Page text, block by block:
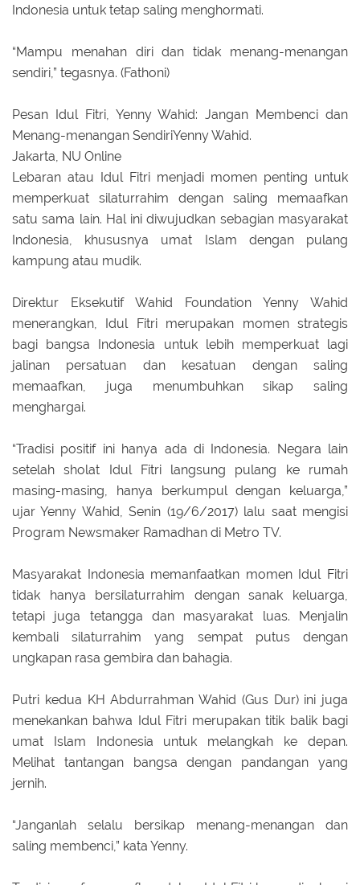
Indonesia untuk tetap saling menghormati.
“Mampu menahan diri dan tidak menang-menangan
sendiri,” tegasnya. (Fathoni)
Pesan Idul Fitri, Yenny Wahid: Jangan Membenci dan
Menang-menangan SendiriYenny Wahid.
Jakarta, NU Online
Lebaran atau Idul Fitri menjadi momen penting untuk
memperkuat silaturrahim dengan saling memaafkan
satu sama lain. Hal ini diwujudkan sebagian masyarakat
Indonesia, khususnya umat Islam dengan pulang
kampung atau mudik.
Direktur Eksekutif Wahid Foundation Yenny Wahid
menerangkan, Idul Fitri merupakan momen strategis
bagi bangsa Indonesia untuk lebih memperkuat lagi
jalinan persatuan dan kesatuan dengan saling
memaafkan, juga menumbuhkan sikap saling
menghargai.
“Tradisi positif ini hanya ada di Indonesia. Negara lain
setelah sholat Idul Fitri langsung pulang ke rumah
masing-masing, hanya berkumpul dengan keluarga,”
ujar Yenny Wahid, Senin (19/6/2017) lalu saat mengisi
Program Newsmaker Ramadhan di Metro TV.
Masyarakat Indonesia memanfaatkan momen Idul Fitri
tidak hanya bersilaturrahim dengan sanak keluarga,
tetapi juga tetangga dan masyarakat luas. Menjalin
kembali silaturrahim yang sempat putus dengan
ungkapan rasa gembira dan bahagia.
Putri kedua KH Abdurrahman Wahid (Gus Dur) ini juga
menekankan bahwa Idul Fitri merupakan titik balik bagi
umat Islam Indonesia untuk melangkah ke depan.
Melihat tantangan bangsa dengan pandangan yang
jernih.
“Janganlah selalu bersikap menang-menangan dan
saling membenci,” kata Yenny.